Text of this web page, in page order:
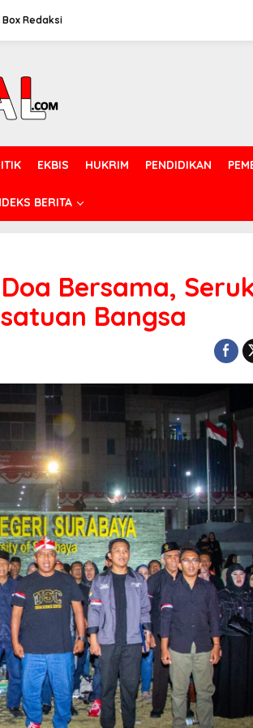
Box Redaksi
EKBIS HUKRIM PENDIDIKAN
BERITA
Bersama,
Bangsa